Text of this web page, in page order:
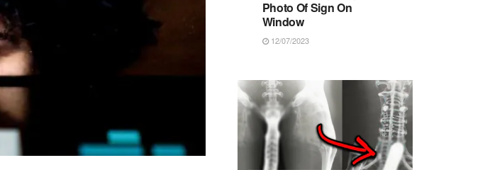
Photo Of Sign On
Window
12/07/2023